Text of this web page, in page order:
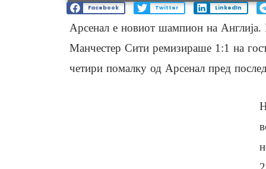
Facebook Twitter LinkedIn
Арсенал е новиот шампион на
Манчестер Сити ремизираше 1:1 на
четири помалку од Арсенал пред